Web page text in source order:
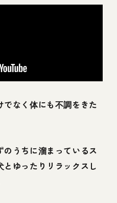
なく体にも不調をきた
うちに溜まっているス
とゆったりリラックスし